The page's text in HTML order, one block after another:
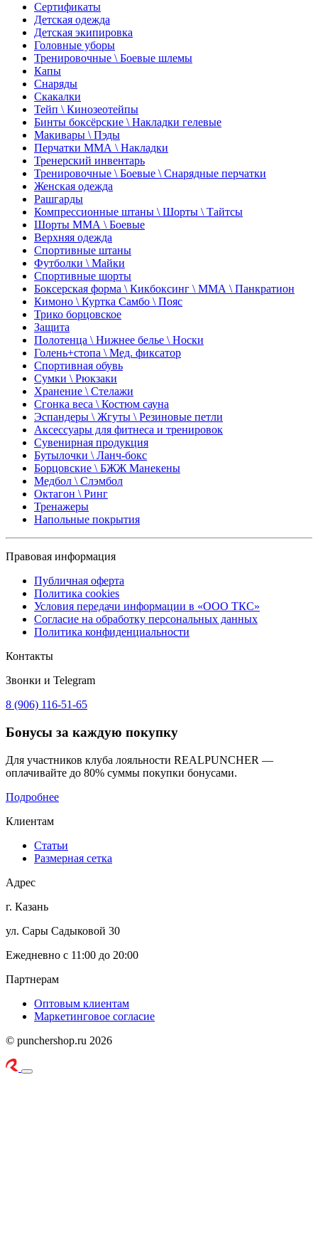
Сертификаты
Детская одежда
Детская экипировка
Головные уборы
Тренировочные \ Боевые шлемы
Капы
Снаряды
Скакалки
Тейп \ Кинозеотейпы
Бинты боксёрские \ Накладки гелевые
Макивары \ Пэды
Перчатки ММА \ Накладки
Тренерский инвентарь
Тренировочные \ Боевые \ Снарядные перчатки
Женская одежда
Рашгарды
Компрессионные штаны \ Шорты \ Тайтсы
Шорты ММА \ Боевые
Верхняя одежда
Спортивные штаны
Футболки \ Майки
Спортивные шорты
Боксерская форма \ Кикбоксинг \ ММА \ Панкратион
Кимоно \ Куртка Самбо \ Пояс
Трико борцовское
Защита
Полотенца \ Нижнее белье \ Носки
Голень+стопа \ Мед. фиксатор
Спортивная обувь
Сумки \ Рюкзаки
Хранение \ Стелажи
Сгонка веса \ Костюм сауна
Эспандеры \ Жгуты \ Резиновые петли
Аксессуары для фитнеса и тренировок
Сувенирная продукция
Бутылочки \ Ланч-бокс
Борцовские \ БЖЖ Манекены
Медбол \ Слэмбол
Октагон \ Ринг
Тренажеры
Напольные покрытия
Правовая информация
Публичная оферта
Политика cookies
Условия передачи информации в «ООО ТКС»
Согласие на обработку персональных данных
Политика конфиденциальности
Контакты
Звонки и Telegram
8 (906) 116-51-65
Бонусы за каждую покупку
Для участников клуба лояльности REALPUNCHER —
оплачивайте до 80% суммы покупки бонусами.
Подробнее
Клиентам
Статьи
Размерная сетка
Адрес
г. Казань
ул. Сары Садыковой 30
Ежедневно с 11:00 до 20:00
Партнерам
Оптовым клиентам
Маркетинговое согласие
© punchershop.ru 2026